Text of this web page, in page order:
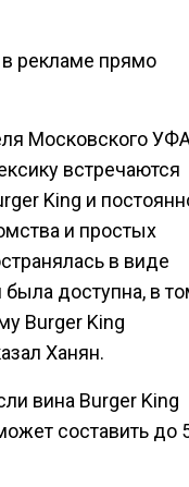
в рекламе прямо
Московского
встречаются
King и
и простых
в виде
была доступна, в
Burger King
Ханян.
вина Burger King
составить до